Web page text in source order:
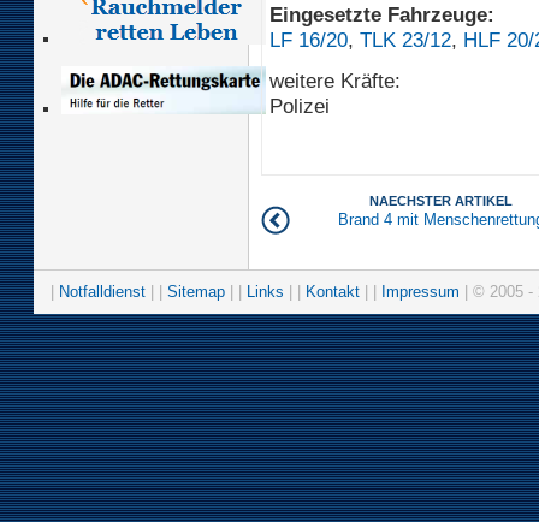
Eingesetzte Fahrzeuge:
LF 16/20, TLK 23/12, HLF 20/
weitere Kräfte:
Polizei
NAECHSTER ARTIKEL
Brand 4 mit
Notfalldienst Sitemap Links Kontakt Impressum | © 2005 -